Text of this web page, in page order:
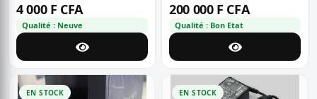
4 000 F CFA
Qualité : Neuve
200 000 F CFA
Qualité : Bon Etat
EN STOCK EN STOCK